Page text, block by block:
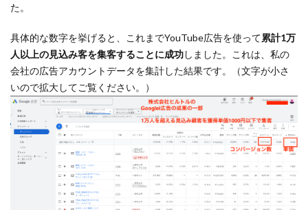
た。
具体的な数字を挙げると、これまでYouTube広告を使って累計1万
人以上の見込み客を集客することに成功しました。これは、私の
会社の広告アカウントデータを集計した結果です。（文字が小さ
いので拡大してご覧ください。）